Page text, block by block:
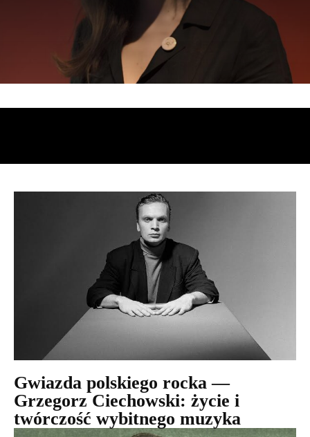
Gwiazda polskiego rocka —
Grzegorz Ciechowski: życie i
twórczość wybitnego muzyka